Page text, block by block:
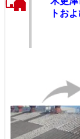
トお